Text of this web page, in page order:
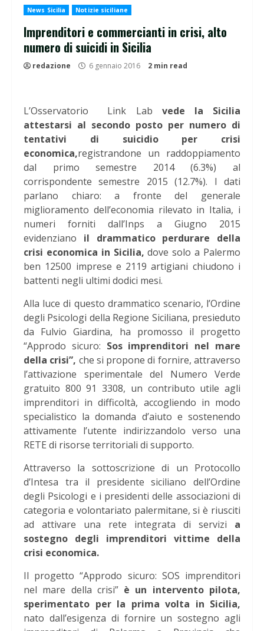
News Sicilia Notizie siciliane
Imprenditori e commercianti in crisi, alto
numero di suicidi in Sicilia
redazione 6 gennaio 2016 2 min read
L’Osservatorio Link Lab vede la Sicilia
attestarsi al secondo posto per numero di
tentativi di suicidio per crisi
economica,registrandone un raddoppiamento
dal primo semestre 2014 (6.3%) al
corrispondente semestre 2015 (12.7%). I dati
parlano chiaro: a fronte del generale
miglioramento dell’economia rilevato in Italia, i
numeri forniti dall’Inps a Giugno 2015
evidenziano il drammatico perdurare della
crisi economica in Sicilia, dove solo a Palermo
ben 12500 imprese e 2119 artigiani chiudono i
battenti negli ultimi dodici mesi.
Alla luce di questo drammatico scenario, l’Ordine
degli Psicologi della Regione Siciliana, presieduto
da Fulvio Giardina, ha promosso il progetto
“Approdo sicuro: Sos imprenditori nel mare
della crisi”, che si propone di fornire, attraverso
l’attivazione sperimentale del Numero Verde
gratuito 800 91 3308, un contributo utile agli
imprenditori in difficoltà, accogliendo in modo
specialistico la domanda d’aiuto e sostenendo
attivamente l’utente indirizzandolo verso una
RETE di risorse territoriali di supporto.
Attraverso la sottoscrizione di un Protocollo
d’Intesa tra il presidente siciliano dell’Ordine
degli Psicologi e i presidenti delle associazioni di
categoria e volontariato palermitane, si è riusciti
ad attivare una rete integrata di servizi a
sostegno degli imprenditori vittime della
crisi economica.
Il progetto “Approdo sicuro: SOS imprenditori
nel mare della crisi” è un intervento ­pilota,
sperimentato per la prima volta in Sicilia,
nato dall’esigenza di fornire un sostegno agli